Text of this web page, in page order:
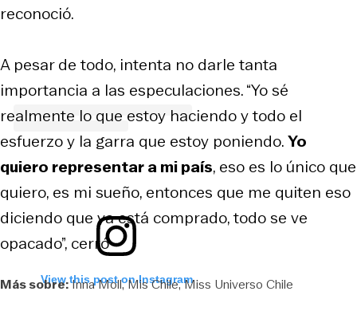
View this post on Instagram
reconoció.
A pesar de todo, intenta no darle tanta
importancia a las especulaciones. “Yo sé
realmente lo que estoy haciendo y todo el
esfuerzo y la garra que estoy poniendo.Yo
quiero representar a mi país, eso es lo único que
quiero, es mi sueño, entonces que me quiten eso
diciendo que ya está comprado, todo se ve
opacado”, cerró
Más sobre:Inna Moll Mis Chile Miss Universo Chile